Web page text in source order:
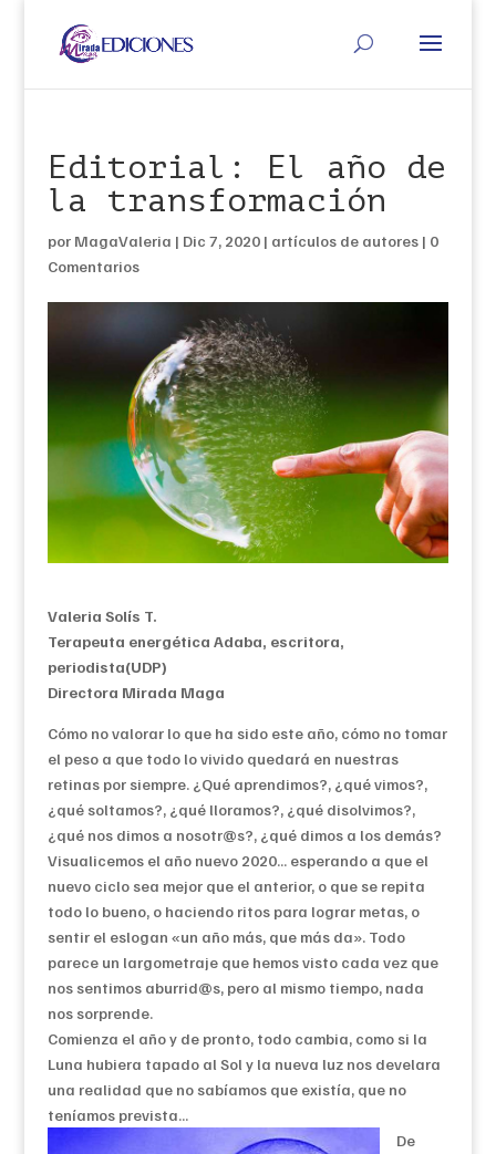
Editorial: El año de
la transformación
por MagaValeria | Dic 7, 2020| artículos de autores| 0
Comentarios
Valeria Solís T.
Terapeuta energética Adaba, escritora,
periodista(UDP)
Directora Mirada Maga
Cómo no valorar lo que ha sido este año, cómo no tomar
el peso a que todo lo vivido quedará en nuestras
retinas por siempre. ¿Qué aprendimos?, ¿qué vimos?,
¿qué soltamos?, ¿qué lloramos?, ¿qué disolvimos?,
¿qué nos dimos a nosotr@s?, ¿qué dimos a los demás?
Visualicemos el año nuevo 2020… esperando a que el
nuevo ciclo sea mejor que el anterior, o que se repita
todo lo bueno, o haciendo ritos para lograr metas, o
sentir el eslogan «un año más, que más da». Todo
parece un largometraje que hemos visto cada vez que
nos sentimos aburrid@s, pero al mismo tiempo, nada
nos sorprende.
Comienza el año y de pronto, todo cambia, como si la
Luna hubiera tapado al Sol y la nueva luz nos develara
una realidad que no sabíamos que existía, que no
teníamos prevista…
De